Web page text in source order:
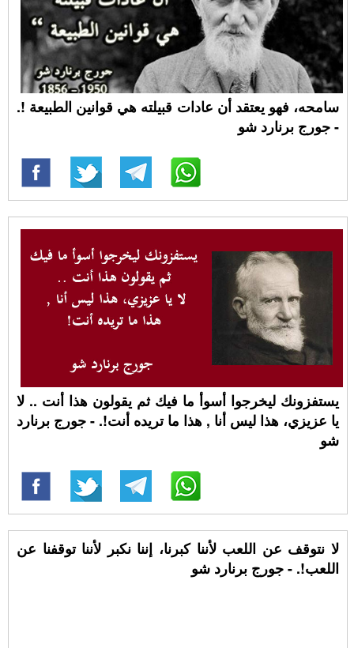
سامحه، فهو يعتقد أن عادات قبيلته هي قوانين الطبيعة !.
- جورج برنارد شو
يستفزونك ليخرجوا أسوأ ما فيك ثم يقولون هذا أنت .. لا
يا عزيزي، هذا ليس أنا , هذا ما تريده أنت!. - جورج برنارد
شو
لا نتوقف عن اللعب لأننا كبرنا، إننا نكبر لأننا توقفنا عن
اللعب!. - جورج برنارد شو